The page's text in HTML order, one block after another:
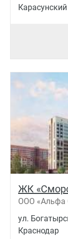
ЖК
ООО «Альфа
ул.
Краснодар